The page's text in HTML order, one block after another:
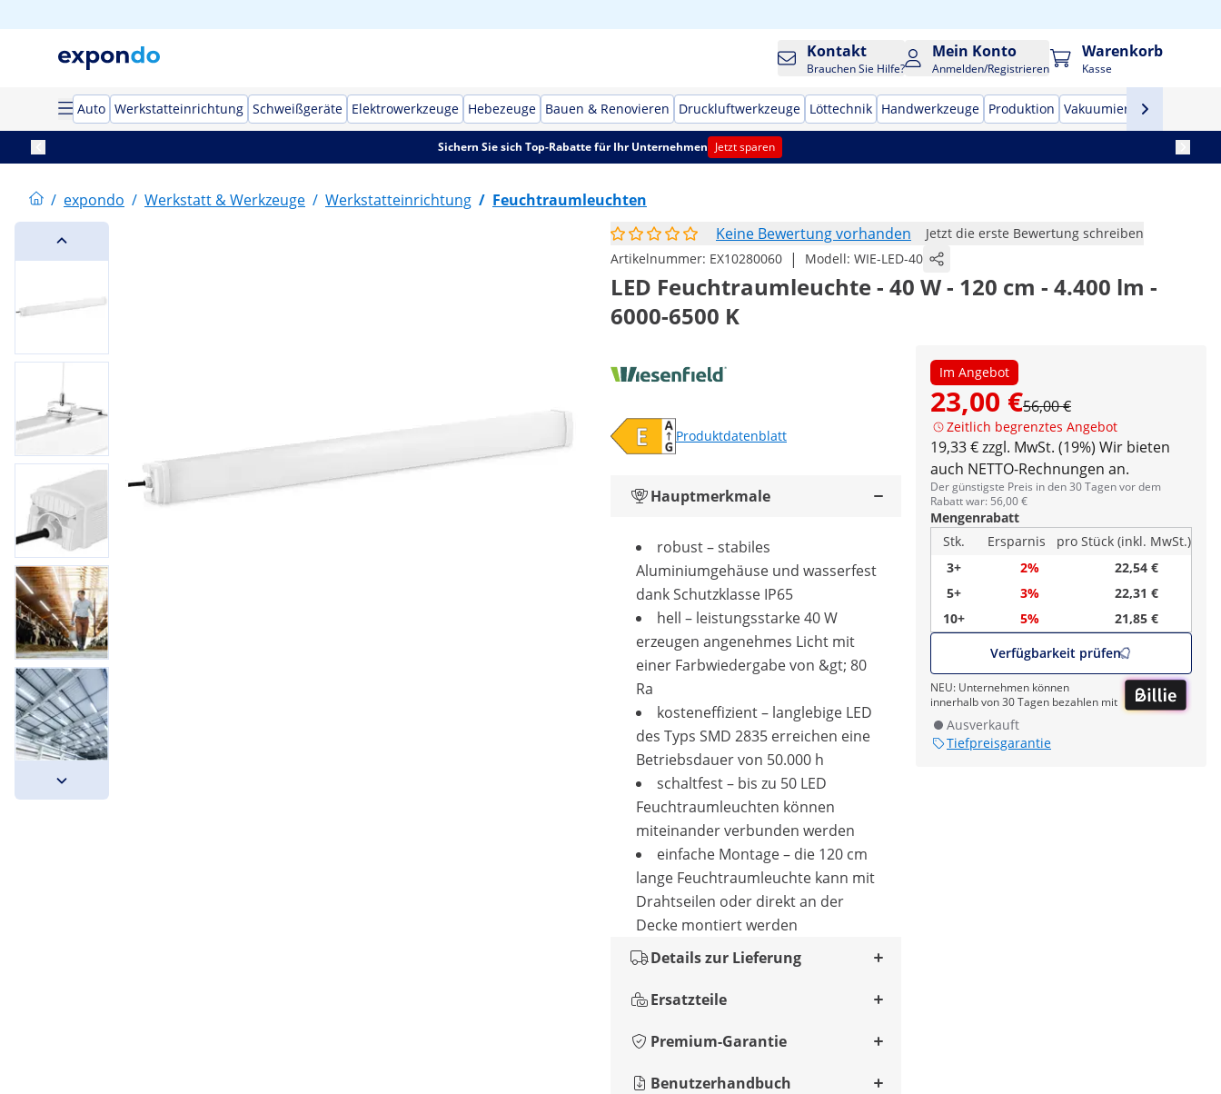
Kontakt
Brauchen Sie Hilfe?
Mein Konto
Anmelden/Registrieren
Warenkorb
Kasse
Auto Werkstatteinrichtung Schweißgeräte Elektrowerkzeuge Hebezeuge Bauen & Renovieren Druckluftwerkzeuge Löttechnik Handwerkzeuge Produktion Vakuumierer
Sichern Sie sich Top-Rabatte für Ihr Unternehmen Jetzt sparen
/ expondo / Werkstatt & Werkzeuge / Werkstatteinrichtung / Feuchtraumleuchten
Keine Bewertung vorhanden
Jetzt die erste Bewertung schreiben
Artikelnummer: EX10280060 | Modell: WIE-LED-40
LED Feuchtraumleuchte - 40 W - 120 cm - 4.400 lm -
6000-6500 K
Im Angebot
23,00 €56,00 €
Zeitlich begrenztes Angebot
19,33 € zzgl. MwSt. (19%) Wir bieten
auch NETTO-Rechnungen an.
Der günstigste Preis in den 30 Tagen vor dem
Rabatt war: 56,00 €
Mengenrabatt
Stk.
Ersparnis
pro Stück (inkl. MwSt.)
3+
2%
22,54 €
5+
3%
22,31 €
10+
5%
21,85 €
Verfügbarkeit prüfen
NEU: Unternehmen können
innerhalb von 30 Tagen bezahlen mit
Ausverkauft
Tiefpreisgarantie
Produktdatenblatt
Hauptmerkmale
robust – stabiles
Aluminiumgehäuse und wasserfest
dank Schutzklasse IP65
hell – leistungsstarke 40 W
erzeugen angenehmes Licht mit
einer Farbwiedergabe von &gt; 80
Ra
kosteneffizient – langlebige LED
des Typs SMD 2835 erreichen eine
Betriebsdauer von 50.000 h
schaltfest – bis zu 50 LED
Feuchtraumleuchten können
miteinander verbunden werden
einfache Montage – die 120 cm
lange Feuchtraumleuchte kann mit
Drahtseilen oder direkt an der
Decke montiert werden
Details zur Lieferung
Ersatzteile
Premium-Garantie
Benutzerhandbuch